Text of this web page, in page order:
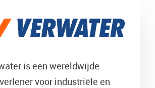
is een wereldwijde
voor industriële en